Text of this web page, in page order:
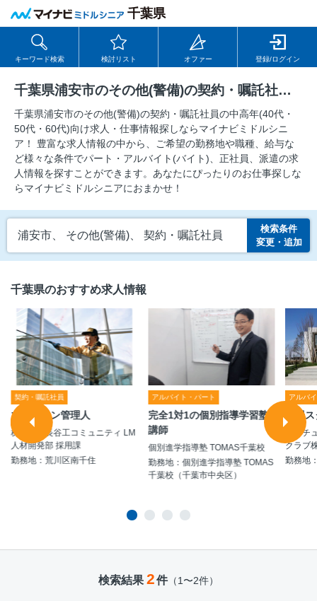
千葉県
キーワード検索 検討リスト オファー 登録/ログイン
千葉県浦安市のその他(警備)の契約・嘱託社員の求人
千葉県浦安市のその他(警備)の契約・嘱託社員の中⾼年(40代・
50代・60代)向け求⼈・仕事情報探しならマイナビミドルシニ
ア！ 豊富な求人情報の中から、ご希望の勤務地や職種、給与な
ど様々な条件でパート・アルバイト(バイト)、正社員、派遣の求
人情報を探すことができます。あなたにぴったりのお仕事探しな
らマイナビミドルシニアにおまかせ！
浦安市、 その他(警備)、 契約・嘱託社員
検索条件
変更・追加
千葉県のおすすめ求人情報
契約・嘱託社員
マンション管理人
株式会社長谷工コミュニティ LM
人材開発部 採用課
勤務地：荒川区南千住
アルバイト・パート
完全1対1の個別指導学習塾
講師
個別進学指導塾 TOMAS千葉校
勤務地：個別進学指導塾 TOMAS
千葉校（千葉市中央区）
アルバ
清掃
カルチ
クラブ
勤務地
検索結果 2件（1〜2件）